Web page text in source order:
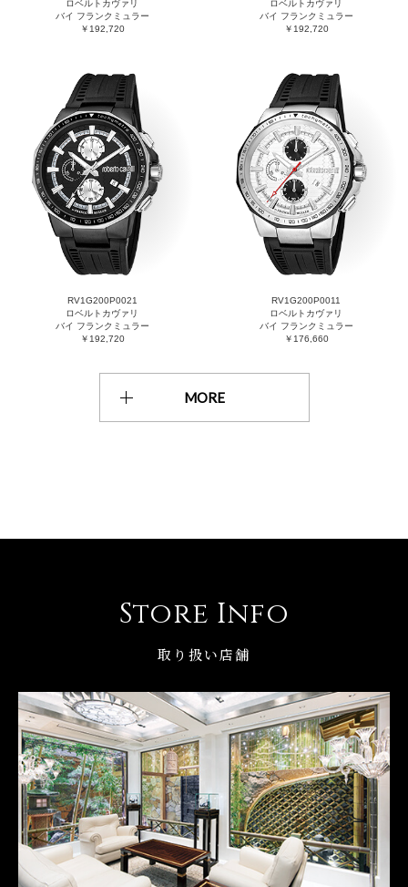
ロベルトカヴァリ
バイ フランクミュラー
￥192,720
ロベルトカヴァリ
バイ フランクミュラー
￥192,720
RV1G200P0021
ロベルトカヴァリ
バイ フランクミュラー
￥192,720
RV1G200P0011
ロベルトカヴァリ
バイ フランクミュラー
￥176,660
MORE
Store Info
取り扱い店舗